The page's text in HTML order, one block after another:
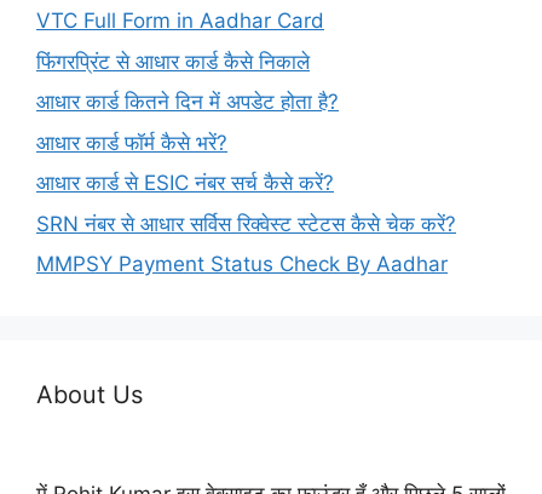
VTC Full Form in Aadhar Card
फिंगरप्रिंट से आधार कार्ड कैसे निकाले
आधार कार्ड कितने दिन में अपडेट होता है?
आधार कार्ड फॉर्म कैसे भरें?
आधार कार्ड से ESIC नंबर सर्च कैसे करें?
SRN नंबर से आधार सर्विस रिक्वेस्ट स्टेटस कैसे चेक करें?
MMPSY Payment Status Check By Aadhar
About Us